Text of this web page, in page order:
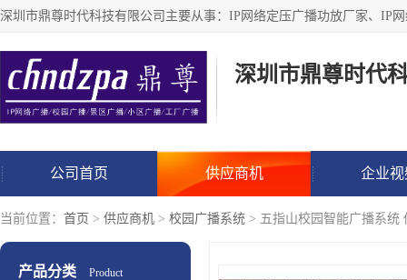
深圳市鼎尊时代
公司首页 供应商机 企业视
当前位置： 首页 > 供应商机 > 校园广播系统 > 五指山校园智能广播系统
产品分类 Product